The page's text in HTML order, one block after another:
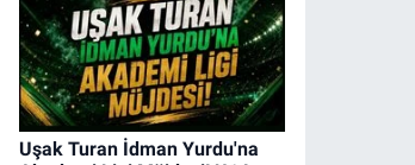
Uşak Turan İdman Yurdu'na